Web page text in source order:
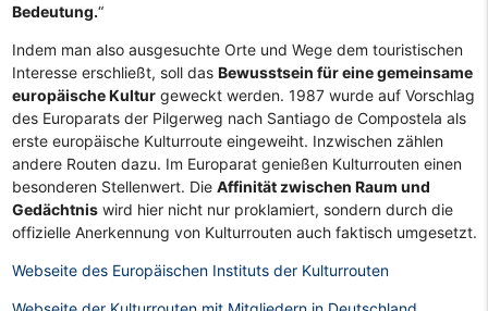
Bedeutung.“
Indem man also ausgesuchte Orte und Wege dem touristischen
Interesse erschließt, soll das Bewusstsein für eine gemeinsame
europäische Kulturgeweckt werden. 1987 wurde auf Vorschlag
des Europarats der Pilgerweg nach Santiago de Compostela als
erste europäische Kulturroute eingeweiht. Inzwischen zählen
andere Routen dazu. Im Europarat genießen Kulturrouten einen
besonderen Stellenwert. Die Affinität zwischen Raum und
Gedächtniswird hier nicht nur proklamiert, sondern durch die
offizielle Anerkennung von Kulturrouten auch faktisch umgesetzt.
Webseite des Europäischen Instituts der Kulturrouten